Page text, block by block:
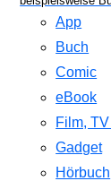
App
Buch
Comic
eBook
Film,
Gadget
Hörbuch